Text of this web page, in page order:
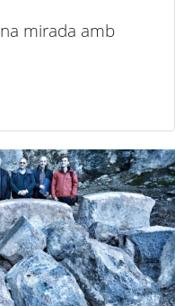
mirada amb